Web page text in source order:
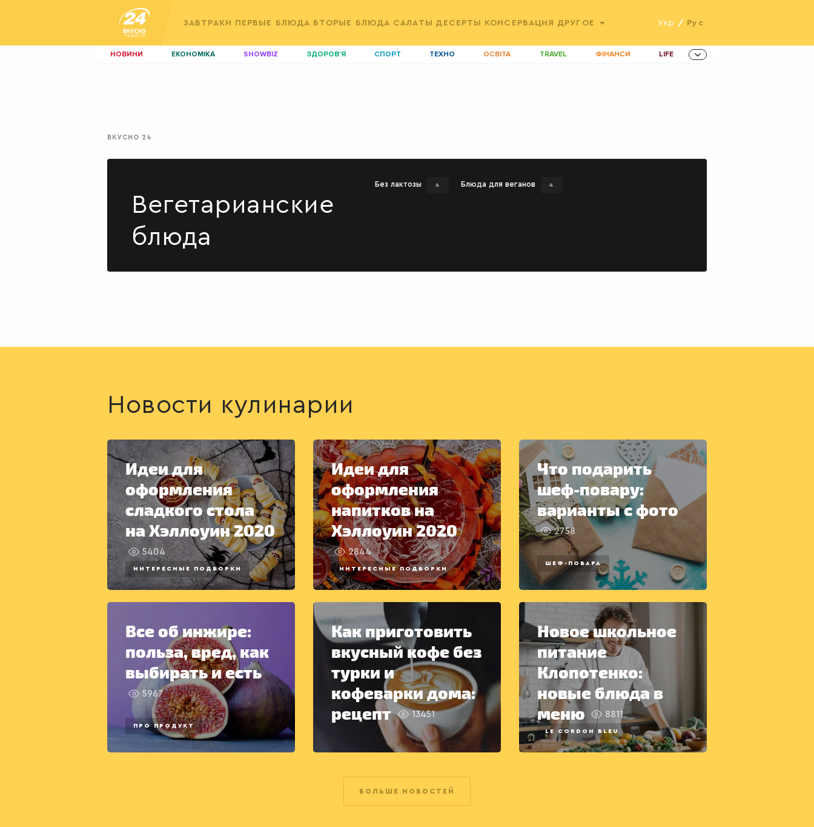
ЗАВТРАКИ ПЕРВЫЕ БЛЮДА ВТОРЫЕ БЛЮДА САЛАТЫ ДЕСЕРТЫ КОНСЕРВАЦИЯ ДРУГОЕ Укр / Рус
НОВИНИ ЕКОНОМІКА SHOWBIZ ЗДОРОВ'Я СПОРТ ТЕХНО ОСВІТА TRAVEL ФІНАНСИ LIFE
ВКУСНО 24
Вегетарианские
блюда
Без лактозы 4 Блюда для веганов 4
Новости кулинарии
Идеи для
оформления
сладкого стола
на Хэллоуин 2020
5404
ИНТЕРЕСНЫЕ ПОДБОРКИ
Идеи для
оформления
напитков на
Хэллоуин 2020
2844
ИНТЕРЕСНЫЕ ПОДБОРКИ
Что подарить
шеф-повару:
варианты с фото
2758
ШЕФ-ПОВАРА
Все об инжире:
польза, вред, как
выбирать и есть
5967
ПРО ПРОДУКТ
Как приготовить
вкусный кофе без
турки и
кофеварки дома:
рецепт
13451
Новое школьное
питание
Клопотенко:
новые блюда в
меню
8811
LE CORDON BLEU
БОЛЬШЕ НОВОСТЕЙ